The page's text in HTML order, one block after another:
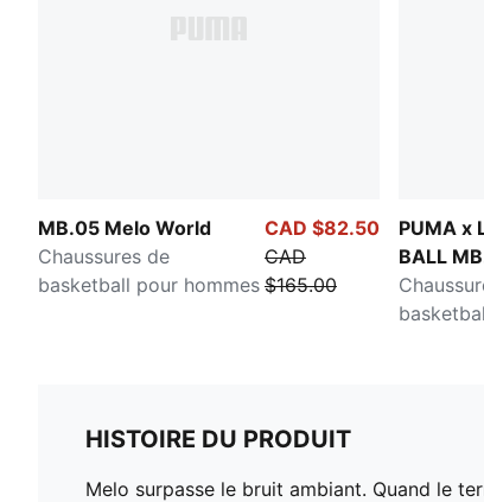
MB.05 Melo World
Chaussures de
basketball pour hommes
CAD $82.50
CAD
$165.00
PUMA x
BALL
Tour
HISTOIRE DU PRODUIT
Melo surpasse le bruit ambiant. Quand le